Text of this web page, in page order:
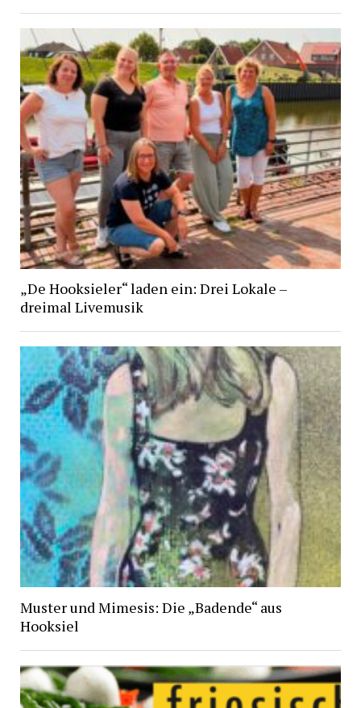
„De Hooksieler“ laden ein: Drei Lokale –
dreimal Livemusik
Muster und Mimesis: Die „Badende“ aus
Hooksiel